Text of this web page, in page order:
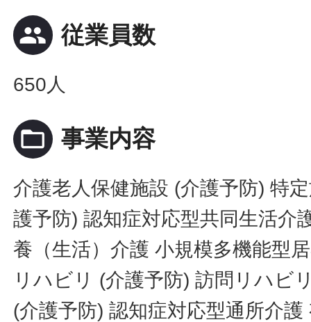
people 従業員数
650人
folder_open 事業内容
介護老人保健施設 (介護予防) 特
護予防) 認知症対応型共同生活介
養（生活）介護 小規模多機能型
リハビリ (介護予防) 訪問リハビ
(介護予防) 認知症対応型通所介